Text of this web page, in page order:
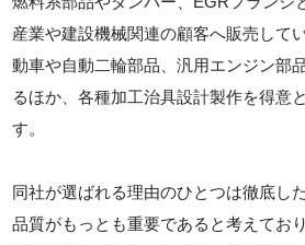
産業や建設機械関連の顧客へ販売して
動車や自動二輪部品、汎用エンジン部
るほか、各種加工治具設計製作を得意
す。
同社が選ばれる理由のひとつは徹底し
品質がもっとも重要であると考えてお